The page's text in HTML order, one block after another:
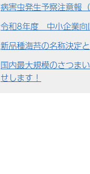
病害虫発生予察注意報
令和8年度 中小企業向
新品種海苔の名称決定
国内最大規模のさつま
せします！